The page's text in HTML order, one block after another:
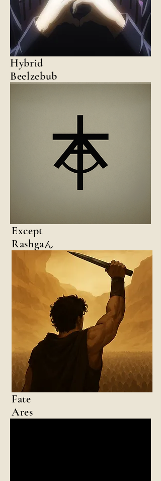
Hybrid
Beelzebub
Except
Rashgaん
Fate
Ares